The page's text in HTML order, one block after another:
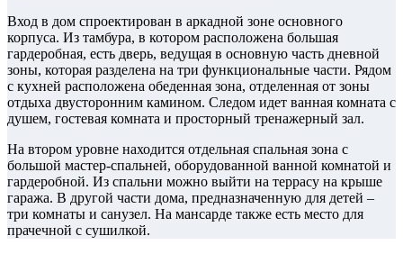
Вход в дом спроектирован в аркадной зоне основного
корпуса. Из тамбура, в котором расположена большая
гардеробная, есть дверь, ведущая в основную часть дневной
зоны, которая разделена на три функциональные части. Рядом
с кухней расположена обеденная зона, отделенная от зоны
отдыха двусторонним камином. Следом идет ванная комната с
душем, гостевая комната и просторный тренажерный зал.
На втором уровне находится отдельная спальная зона с
большой мастер-спальней, оборудованной ванной комнатой и
гардеробной. Из спальни можно выйти на террасу на крыше
гаража. В другой части дома, предназначенную для детей –
три комнаты и санузел. На мансарде также есть место для
прачечной с сушилкой.